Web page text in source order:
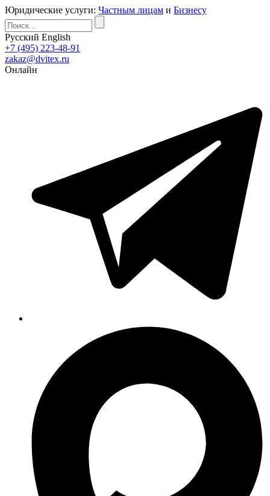
Юридические услуги: Частным лицам и Бизнесу
Русский English
+7 (495) 223-48-91
zakaz@dvitex.ru
Онлайн